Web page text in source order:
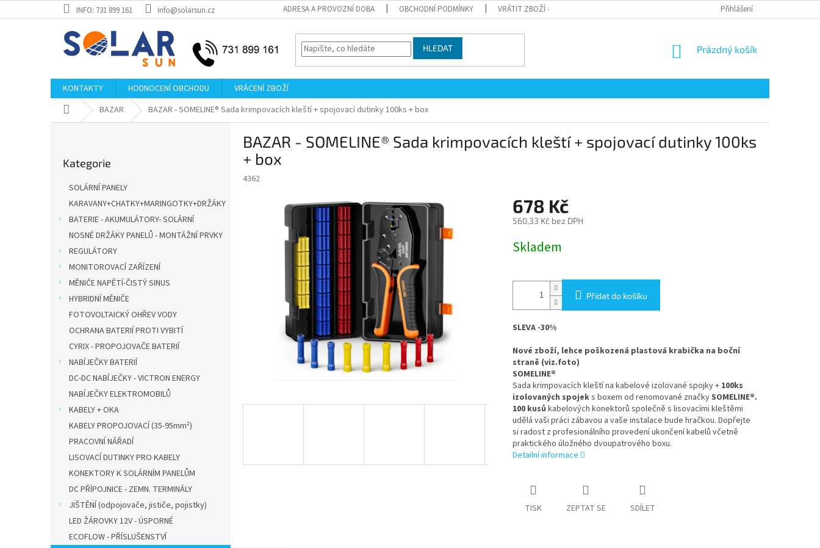
na
INFO: 731 899 161 info@solarsun.cz ADRESA A PROVOZNÍ DOBA OBCHODNÍ PODMÍNKY VRÁTIT ZBOŽÍ - ODSTOUPENÍ OD SMLOUVY REKLAMACE ZBOŽÍPřihlášení
HLEDAT
NÁKUPNÍ
Prázdný košík
KONTAKTY HODNOCENÍ OBCHODU
VRÁCENÍ ZBOŽÍ
Domů BAZAR BAZAR - SOMELINE® Sada krimpovacích kleští + spojovací dutinky 100ks + box
kategorie
Kategorie
SOLÁRNÍ PANELY
KARAVANY+CHATKY+MARINGOTKY+DRŽÁKY
BATERIE - AKUMULÁTORY- SOLÁRNÍ
NOSNÉ DRŽÁKY PANELŮ - MONTÁŽNÍ PRVKY
REGULÁTORY
MONITOROVACÍ ZAŘÍZENÍ
MĚNIČE NAPĚTÍ-ČISTÝ SINUS
HYBRIDNÍ MĚNIČE
FOTOVOLTAICKÝ OHŘEV VODY
OCHRANA BATERIÍ PROTI VYBITÍ
CYRIX - PROPOJOVAČE BATERIÍ
NABÍJEČKY BATERIÍ
DC-DC NABÍJEČKY - VICTRON ENERGY
NABÍJEČKY ELEKTROMOBILŮ
KABELY + OKA
KABELY PROPOJOVACÍ (35-95mm²)
PRACOVNÍ NÁŘADÍ
LISOVACÍ DUTINKY PRO KABELY
KONEKTORY K SOLÁRNÍM PANELŮM
DC PŘÍPOJNICE - ZEMN. TERMINÁLY
JIŠTĚNÍ (odpojovače, jističe, pojistky)
LED ŽÁROVKY 12V - ÚSPORNÉ
ECOFLOW - PŘÍSLUŠENSTVÍ
BAZAR - SOMELINE® Sada krimpovacích kleští + spojovací dutinky 100ks
+ box
4362
678 Kč
560,33 Kč bez DPH
cena:
Skladem
Přidat do košíku
SLEVA -30%
Nové zboží, lehce poškozená plastová krabička na boční
straně (viz.foto)
SOMELINE®
Sada krimpovacích kleští na kabelové izolované spojky + 100ks
izolovaných spojeks boxem od renomované značkySOMELINE®.
100 kusů kabelových konektorů společně s lisovacími kleštěmi
udělá vaši práci zábavou a vaše instalace bude hračkou. Dopřejte
si radost z profesionálního provedení ukončení kabelů včetně
praktického úložného dvoupatrového boxu.
Detailní informace
TISK ZEPTAT SE SDÍLET